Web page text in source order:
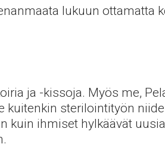
lukuun ottamatta
ja -kissoja. Myös me,
kuitenkin sterilointityön
kuin ihmiset hylkäävät